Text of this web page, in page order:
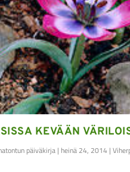
KEVÄÄN
päiväkirja| heinä 24, 2014 |